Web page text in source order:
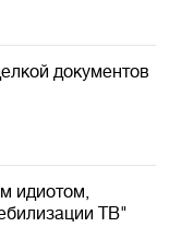
документов
идиотом,
ТВ"